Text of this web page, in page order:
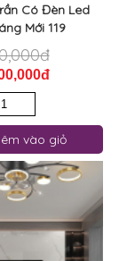
Có Đèn Led
Mới 119
vào giỏ